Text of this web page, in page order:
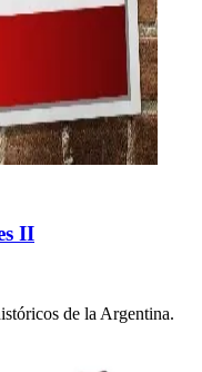
II
de la Argentina.